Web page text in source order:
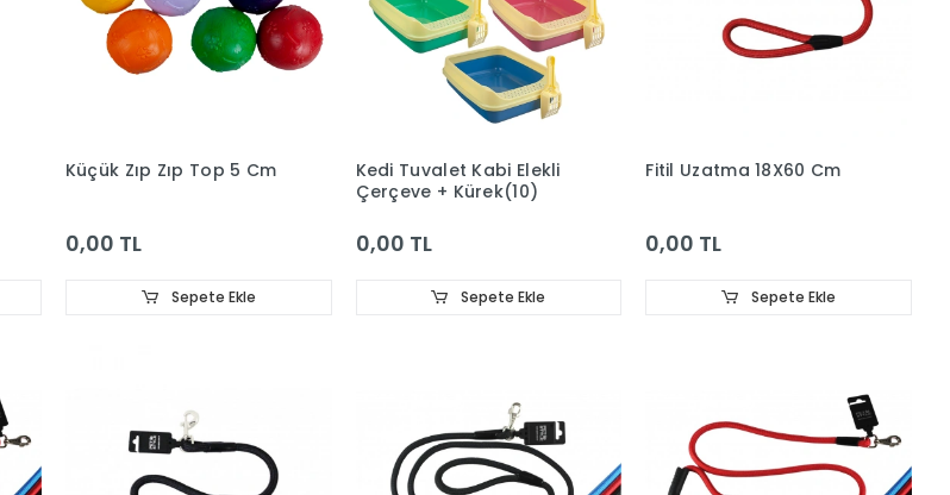
Küçük Zıp Zıp Top 5 Cm
0,00 TL
Sepete Ekle
Kedi Tuvalet Kabi Elekli
Çerçeve + Kürek(10)
0,00 TL
Sepete Ekle
Fitil Uzatma 18X60 Cm
0,00 TL
Sepete Ekle